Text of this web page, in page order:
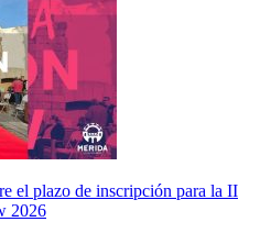
el plazo de inscripción para la II
2026